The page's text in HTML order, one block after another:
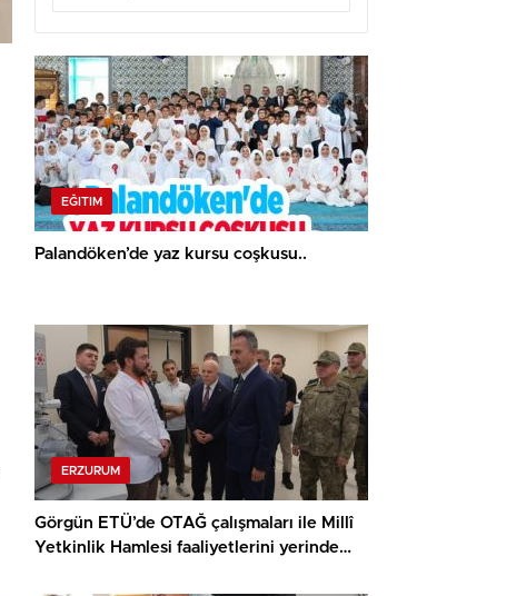
EĞITIM
Palandöken’de yaz kursu coşkusu..
ERZURUM
Görgün ETÜ’de OTAĞ çalışmaları ile Millî
Yetkinlik Hamlesi faaliyetlerini yerinde